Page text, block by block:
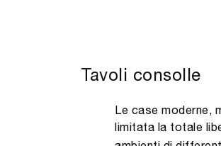
Tavoli consolle
Le case moderne,
limitata la totale